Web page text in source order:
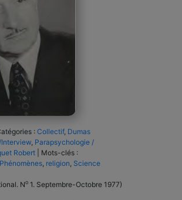
:Collectif, Dumas
Parapsychologie /
Robert
Mots-clés :
religion Science
No 1. Septembre-Octobre 1977)